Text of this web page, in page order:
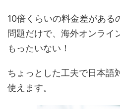
10倍くらいの料金差がある
問題だけで、海外オンライ
もったいない！
ちょっとした工夫で日本語
使えます。